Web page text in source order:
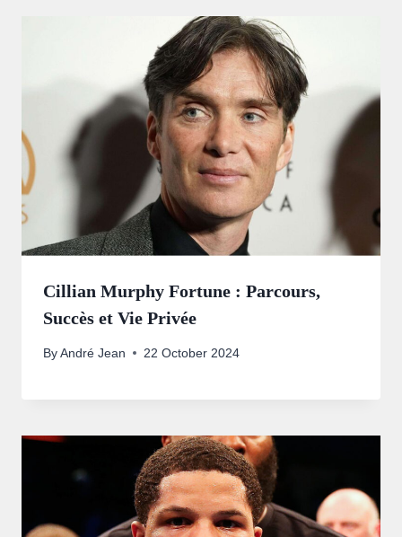
Cillian Murphy Fortune : Parcours,
Succès et Vie Privée
By André Jean 22 October 2024